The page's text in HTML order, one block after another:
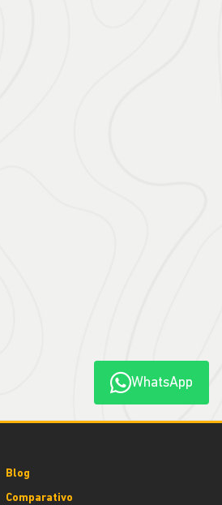
WhatsApp
Blog
Comparativo